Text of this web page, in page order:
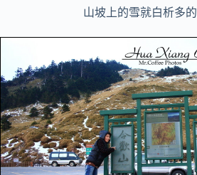
山坡上的雪就白析多的